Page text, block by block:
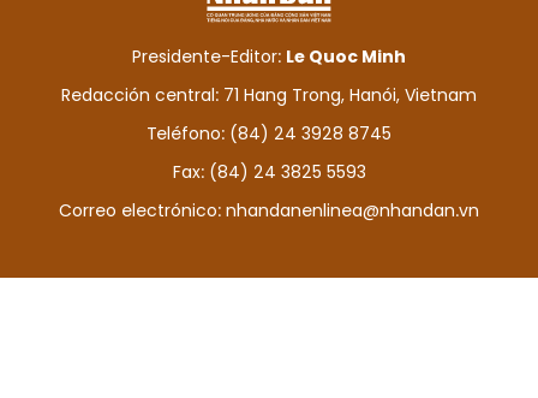
INTERNACIONAL
DEPORTES
VIAJES
PUENTE DE AMISTAD
HISTORIAS MULTIMEDIA
Presidente-Editor: Le Quoc Minh
Redacción central: 71 Hang Trong, Hanói, Vietnam
Teléfono: (84) 24 3928 8745
Fax: (84) 24 3825 5593
Correo electrónico: nhandanenlinea@nhandan.vn